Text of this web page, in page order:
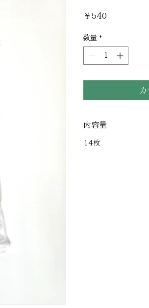
￥540
数量 *
内容量
14枚